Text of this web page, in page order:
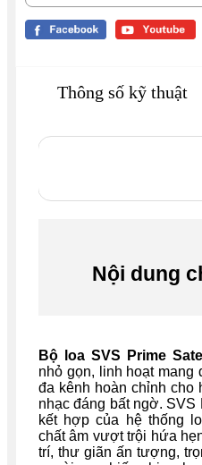
Thông số kỹ thuật
Nội dung
Bộ loa SVS Prime
nhỏ gọn, linh hoạt mang
đa kênh hoàn chỉnh cho
nhạc đáng bất ngờ.
kết hợp của hệ thống
chất âm vượt trội hứa
trí, thư giãn ấn tượng,